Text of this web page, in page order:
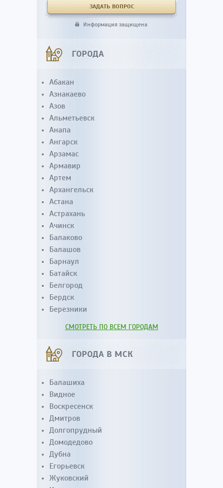
Информация защищена
ГОРОДА
Абакан
Азнакаево
Азов
Альметьевск
Анапа
Ангарск
Арзамас
Армавир
Артем
Архангельск
Астана
Астрахань
Ачинск
Балаково
Балашов
Барнаул
Батайск
Белгород
Бердск
Березники
СМОТРЕТЬ ПО ВСЕМ ГОРОДАМ
ГОРОДА В МСК
Балашиха
Видное
Воскресенск
Дмитров
Долгопрудный
Домодедово
Дубна
Егорьевск
Жуковский